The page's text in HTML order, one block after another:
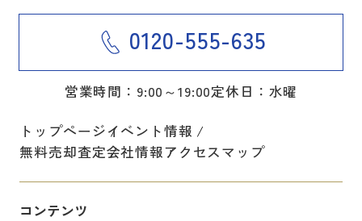
0120-555-635
営業時間：9:00～19:00定休日：水曜
トップページイベント情報
無料売却査定会社情報アクセスマップ
コンテンツ